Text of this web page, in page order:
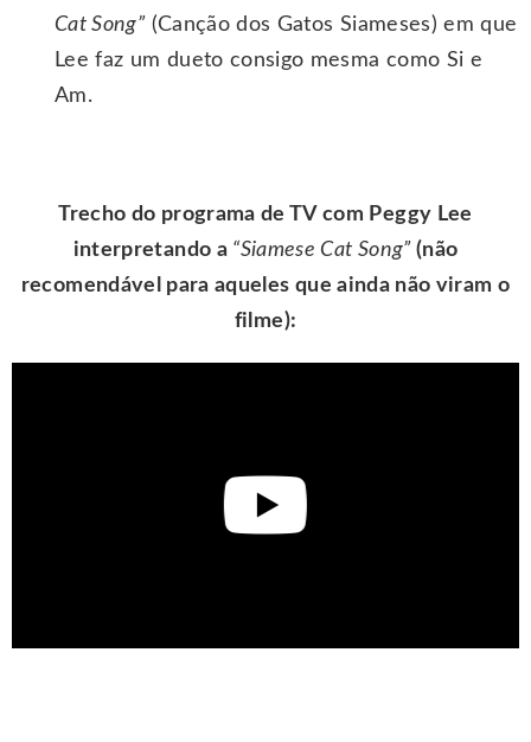
Cat Song” (Canção dos Gatos Siameses) em que
Lee faz um dueto consigo mesma como Si e
Am.
Trecho do programa de TV com Peggy Lee
interpretando a “Siamese Cat Song” (não
recomendável para aqueles que ainda não viram o
filme):